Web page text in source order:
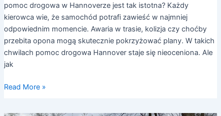
pomoc drogowa w Hannoverze jest tak istotna? Każdy
kierowca wie, że samochód potrafi zawieść w najmniej
odpowiednim momencie. Awaria w trasie, kolizja czy choćby
przebita opona mogą skutecznie pokrzyżować plany. W takich
chwilach pomoc drogowa Hannover staje się nieoceniona. Ale
jak
Read More »